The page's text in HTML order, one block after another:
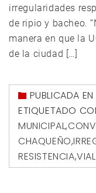
irregularidades
de ripio y bacheo.
manera en que la
de la ciudad […]
PUBLICADA EN
ETIQUETADO
MUNICIPAL,
CHAQUEÑO,
RESISTENCIA,